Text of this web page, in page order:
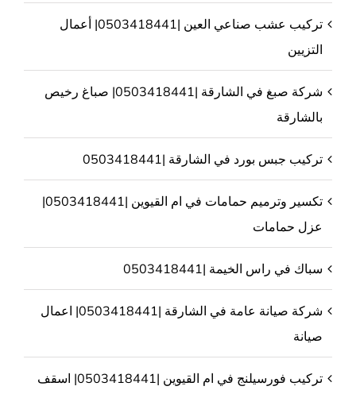
تركيب عشب صناعي العين |0503418441| أعمال
التزيين
شركة صبغ في الشارقة |0503418441| صباغ رخيص
بالشارقة
تركيب جبس بورد في الشارقة |0503418441
تكسير وترميم حمامات في ام القيوين |0503418441|
عزل حمامات
سباك في راس الخيمة |0503418441
شركة صيانة عامة في الشارقة |0503418441| اعمال
صيانة
تركيب فورسيلنج في ام القيوين |0503418441| اسقف